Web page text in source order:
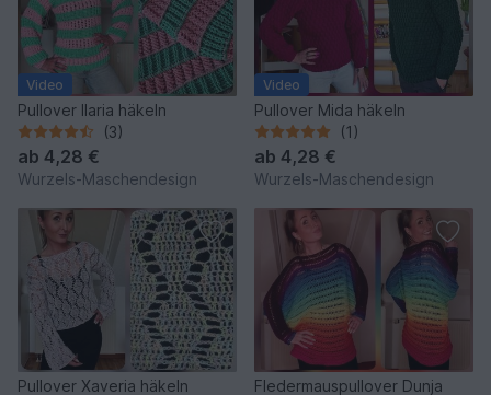
Video
Pullover Ilaria häkeln
(3)
ab 4,28 €
Wurzels-Maschendesign
Video
Pullover Mida häkeln
(1)
ab 4,28 €
Wurzels-Maschendesign
Pullover Xaveria häkeln
Fledermauspullover Dunja